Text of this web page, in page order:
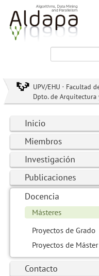
UPV/EHU · Facultad
Dpto. de Arquitectura
Inicio
Miembros
Investigación
Publicaciones
Docencia
Másteres
Proyectos de Grado
Proyectos de Máster
Contacto